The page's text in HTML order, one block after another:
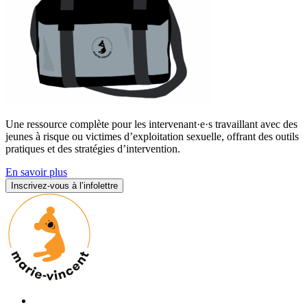
Une ressource complète pour les intervenant·e·s travaillant avec des
jeunes à risque ou victimes d’exploitation sexuelle, offrant des outils
pratiques et des stratégies d’intervention.
En savoir plus
Inscrivez-vous à l’infolettre